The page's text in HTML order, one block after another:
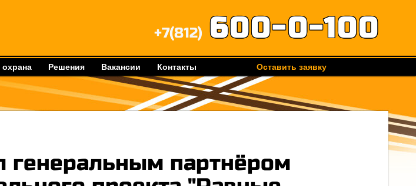
+7(812) 600-0-100
Решения Вакансии Контакты Оставить заявку
генеральным партнёром